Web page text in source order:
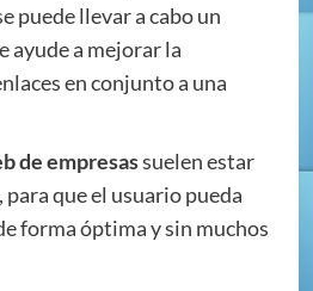
puede llevar a cabo un
ayude a mejorar la
en conjunto a una
de empresassuelen estar
que el usuario pueda
forma óptima y sin muchos